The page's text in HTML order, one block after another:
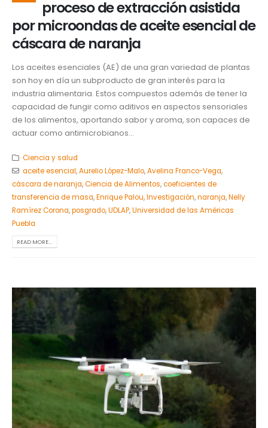
proceso de extracción asistida
por microondas de aceite esencial de
cáscara de naranja
Los aceites esenciales (AE) de una gran variedad de plantas
son hoy en día un subproducto de gran interés para la
industria alimentaria. Estos compuestos además de tener la
capacidad de fungir como aditivos en aspectos sensoriales
de los alimentos, aportando sabor y aroma, son capaces de
actuar como antimicrobianos...
Ciencia y salud
aceite esencial,Aurelio López-Malo,Avelina Franco-Vega,
cáscara de naranja,Ciencia de Alimentos,coeficientes de
transferencia de masa,Enrique Palou,Investigación,naranja,Nelly
Ramírez Corona,posgrado,UDLAP,Universidad de las Américas
Puebla
READ MORE...